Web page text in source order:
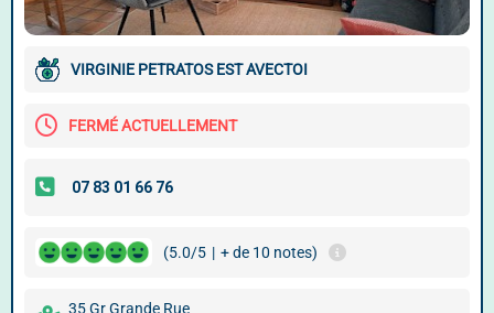
VIRGINIE PETRATOS EST AVECTOI
FERMÉ ACTUELLEMENT
(5.0/5 | + de 10 notes)
35 Gr Grande Rue